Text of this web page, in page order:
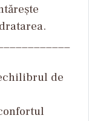
ărește
de